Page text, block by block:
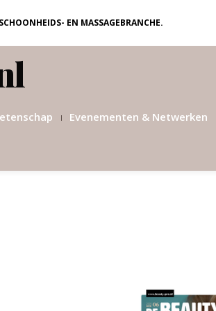
EN MASSAGEBRANCHE.
Evenementen & Netwerken